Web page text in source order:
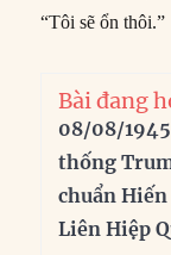
“Tôi sẽ ổn thôi.”
Bài đang
08/08/
thống
chuẩn
Liên Hiệp